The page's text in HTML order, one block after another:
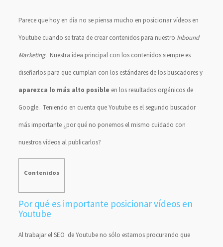
Parece que hoy en día no se piensa mucho en posicionar vídeos en
Youtube cuando se trata de crear contenidos para nuestro Inbound
Marketing. Nuestra idea principal con los contenidos siempre es
diseñarlos para que cumplan con los estándares de los buscadores y
aparezca lo más alto posible en los resultados orgánicos de
Google. Teniendo en cuenta que Youtube es el segundo buscador
más importante ¿por qué no ponemos el mismo cuidado con
nuestros vídeos al publicarlos?
Contenidos
Por qué es importante posicionar vídeos en
Youtube
Al trabajar el SEO de Youtube no sólo estamos procurando que